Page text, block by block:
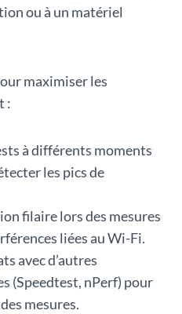
ou à un matériel
maximiser les
:
à différents moments
les pics de
filaire lors des mesures
liées au Wi-Fi.
avec d’autres
(Speedtest, nPerf) pour
mesures.